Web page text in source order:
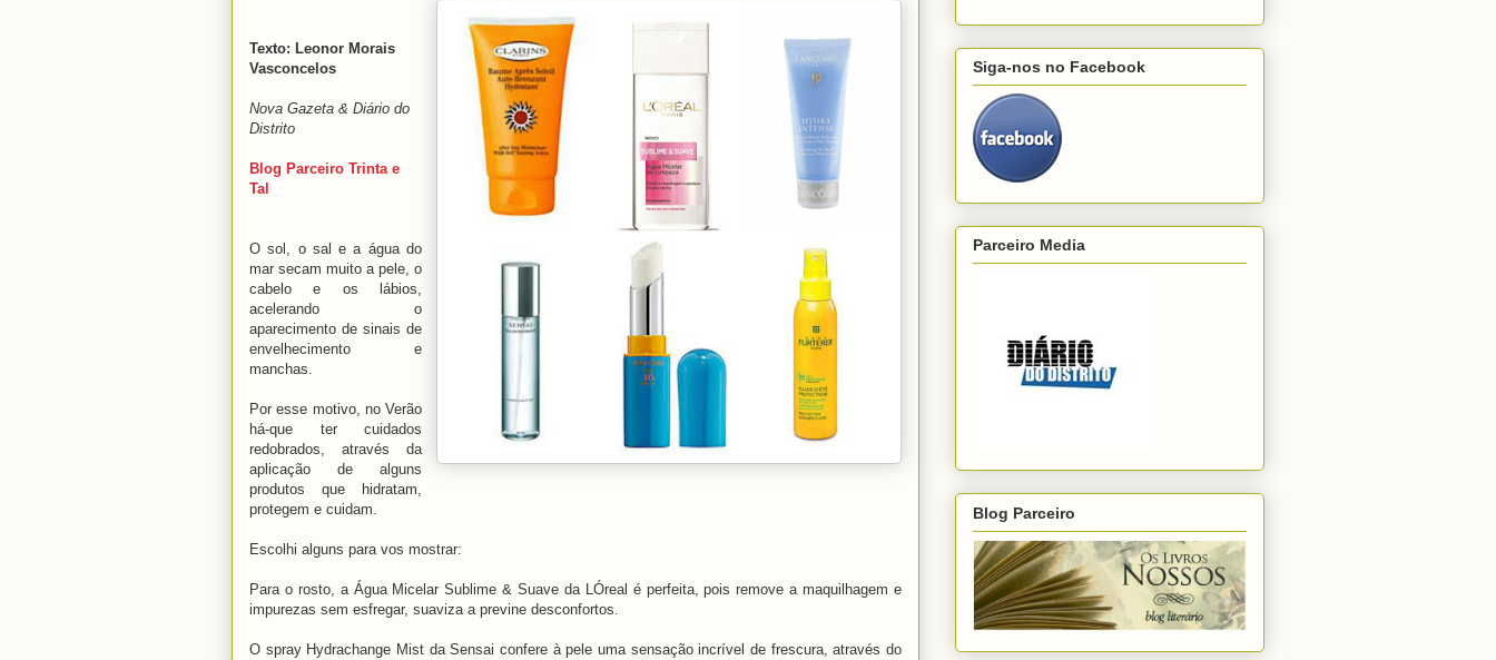
Texto: Leonor Morais
Vasconcelos
Nova Gazeta & Diário do
Distrito
Blog Parceiro Trinta e
Tal
O sol, o sal e a água do
mar secam muito a pele, o
cabelo e os lábios,
acelerando o
aparecimento de sinais de
envelhecimento e
manchas.
Por esse motivo, no Verão
há-que ter cuidados
redobrados, através da
aplicação de alguns
produtos que hidratam,
protegem e cuidam.
Escolhi alguns para vos mostrar:
Para o rosto, a Água Micelar Sublime & Suave da LÓreal é perfeita, pois remove a maquilhagem e
impurezas sem esfregar, suaviza a previne desconfortos.
O spray Hydrachange Mist da Sensai confere à pele uma sensação incrível de frescura, através do
Siga-nos no Facebook
Parceiro Media
Blog Parceiro